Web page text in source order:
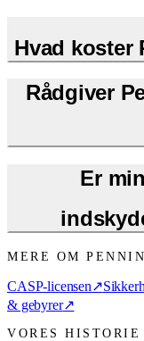
Hvad koster
Rådgiver
Er
MERE OM
CASP-licensen↗
& gebyrer↗
VORES HISTORIE